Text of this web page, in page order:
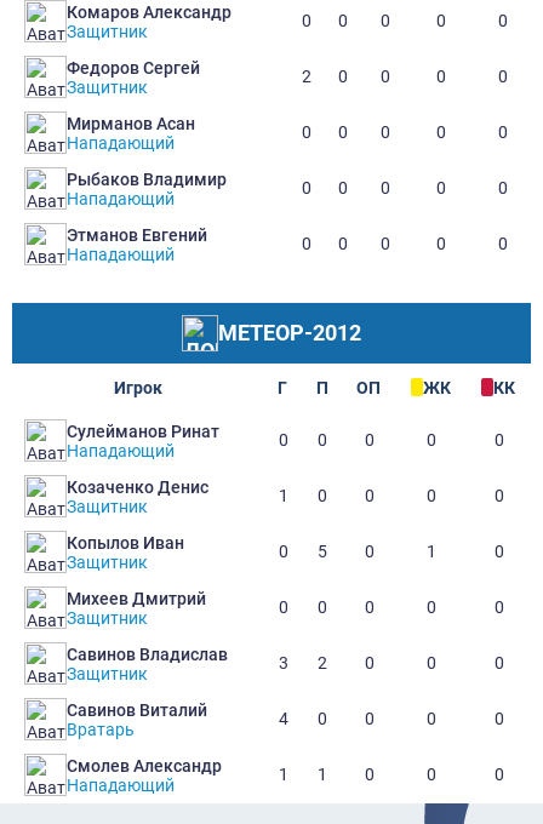
Комаров Александр
Защитник
0 0 0 0 0
Федоров Сергей
Защитник
2 0 0 0 0
Мирманов Асан
Нападающий
0 0 0 0 0
Рыбаков Владимир
Нападающий
0 0 0 0 0
Этманов Евгений
Нападающий
0 0 0 0 0
МЕТЕОР-2012
Игрок Г П ОП ЖК КК
Сулейманов Ринат
Нападающий
0 0 0 0 0
Козаченко Денис
Защитник
1 0 0 0 0
Копылов Иван
Защитник
0 5 0 1 0
Михеев Дмитрий
Защитник
0 0 0 0 0
Савинов Владислав
Защитник
3 2 0 0 0
Савинов Виталий
Вратарь
4 0 0 0 0
Смолев Александр
Нападающий
1 1 0 0 0